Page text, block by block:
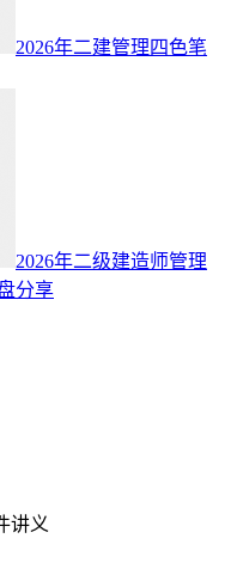
2026年二建管理四色笔
2026年二级建造师管理
分享
讲义